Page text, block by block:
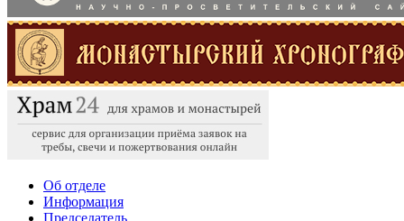
Об отделе
Информация
Председатель